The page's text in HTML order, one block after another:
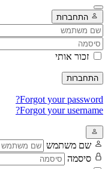
התחברות
זכור אותי
התחברות
Forgot your password?
Forgot your username?
שם משתמש
סיסמה